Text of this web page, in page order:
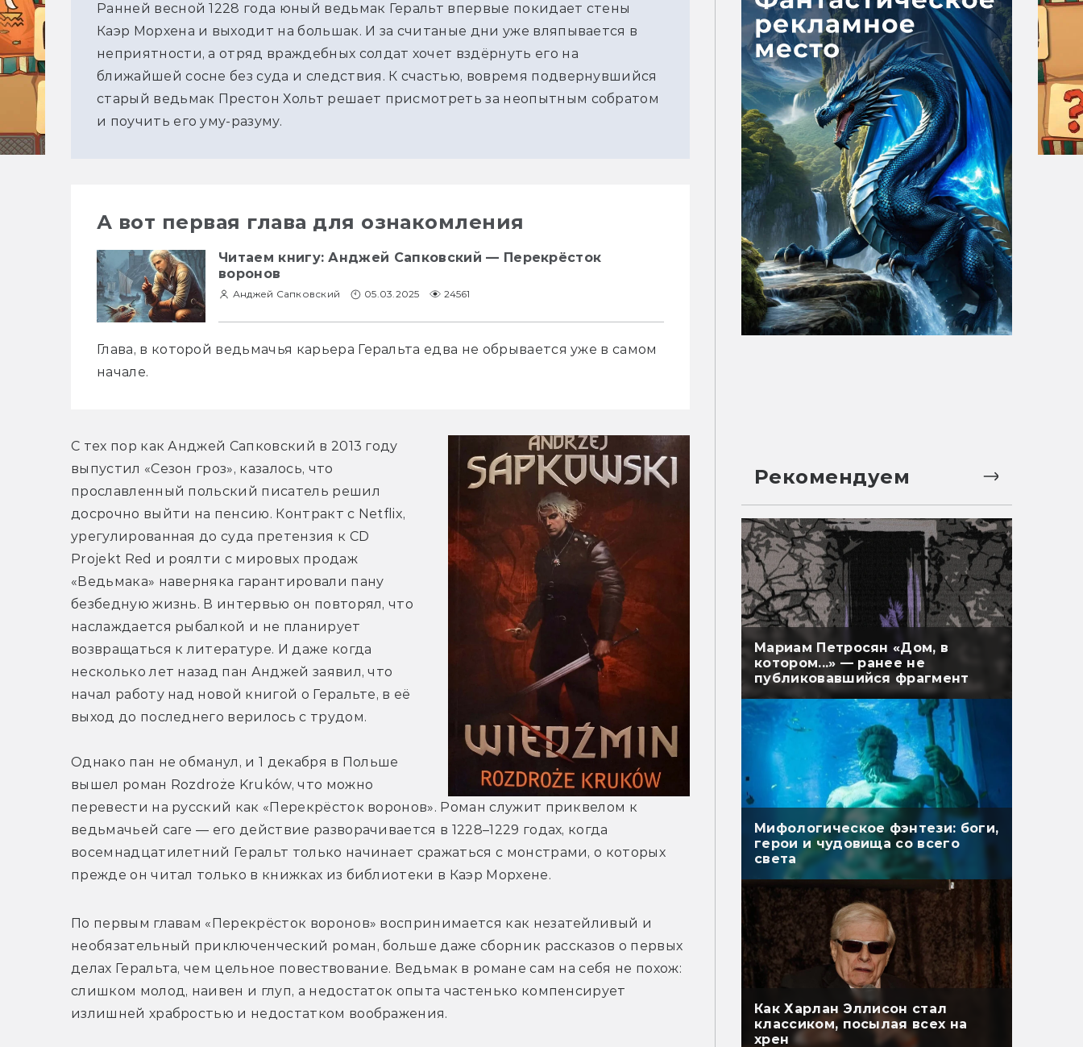
Ранней весной 1228 года юный ведьмак Геральт впервые покидает стены
Каэр Морхена и выходит на большак. И за считаные дни уже вляпывается в
неприятности, а отряд враждебных солдат хочет вздёрнуть его на
ближайшей сосне без суда и следствия. К счастью, вовремя подвернувшийся
старый ведьмак Престон Хольт решает присмотреть за неопытным собратом
и поучить его уму-разуму.
А вот первая глава для ознакомления
Читаем книгу: Анджей Сапковский — Перекрёсток
воронов
Анджей Сапковский 05.03.2025 24561
Глава, в которой ведьмачья карьера Геральта едва не обрывается уже в самом
начале.
С тех пор как Анджей Сапковский в 2013 году
выпустил «Сезон гроз», казалось, что
прославленный польский писатель решил
досрочно выйти на пенсию. Контракт с Netflix,
урегулированная до суда претензия к CD
Projekt Red и роялти с мировых продаж
«Ведьмака» наверняка гарантировали пану
безбедную жизнь. В интервью он повторял, что
наслаждается рыбалкой и не планирует
возвращаться к литературе. И даже когда
несколько лет назад пан Анджей заявил, что
начал работу над новой книгой о Геральте, в её
выход до последнего верилось с трудом.
Однако пан не обманул, и 1 декабря в Польше
вышел роман Rozdroże Kruków, что можно
перевести на русский как «Перекрёсток воронов». Роман служит приквелом к
ведьмачьей саге — его действие разворачивается в 1228–1229 годах, когда
восемнадцатилетний Геральт только начинает сражаться с монстрами, о которых
прежде он читал только в книжках из библиотеки в Каэр Морхене.
По первым главам «Перекрёсток воронов» воспринимается как незатейливый и
необязательный приключенческий роман, больше даже сборник рассказов о первых
делах Геральта, чем цельное повествование. Ведьмак в романе сам на себя не похож:
слишком молод, наивен и глуп, а недостаток опыта частенько компенсирует
излишней храбростью и недостатком воображения.
Рекомендуем
Мариам Петросян «Дом, в
котором...» — ранее не
публиковавшийся фрагмент
Мифологическое фэнтези: боги,
герои и чудовища со всего
света
Как Харлан Эллисон стал
классиком, посылая всех на
хрен